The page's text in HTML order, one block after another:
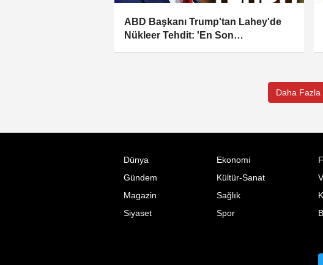
ABD Başkanı Trump'tan Lahey'de
Nükleer Tehdit: 'En Son
Daha Fazla
Dünya
Ekonomi
Gündem
Kültür-Sanat
Magazin
Sağlık
Siyaset
Spor